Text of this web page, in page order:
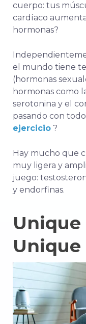
cuerpo: tus
cardíaco
hormonas?
el mundo tiene
(hormonas
hormonas como
serotonina y el
pasando con
ejercicio ?
Hay mucho que
muy ligera y
juego:
y endorfinas.
Unique